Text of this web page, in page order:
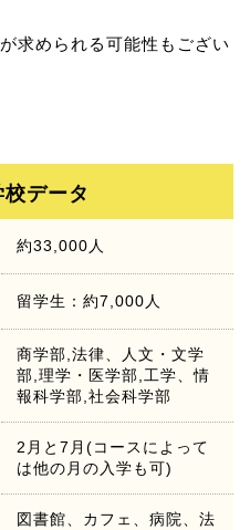
求められる可能性もござい
校データ
約33,000人
留学生：約7,000人
商学部,法律、人文・文学
部,理学・医学部,工学、情
報科学部,社会科学部
2月と7月(コースによって
は他の月の入学も可)
図書館、カフェ、病院、法